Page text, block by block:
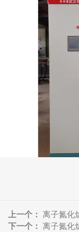
上一个： 离子氮化
下一个： 离子氮化